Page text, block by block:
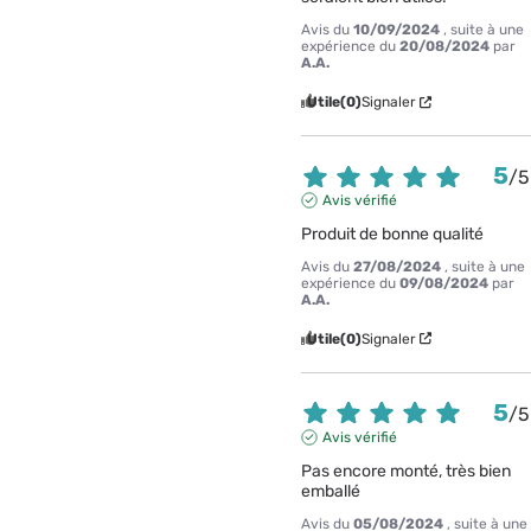
Avis du10/09/2024 , suite à une
expérience du20/08/2024 par
A.A.
Utile(0)Signaler
5/5
Avis vérifié
Produit de bonne qualité
Avis du27/08/2024 , suite à une
expérience du09/08/2024 par
A.A.
Utile(0)Signaler
5/5
Avis vérifié
Pas encore monté, très bien
emballé
Avis du05/08/2024 , suite à une